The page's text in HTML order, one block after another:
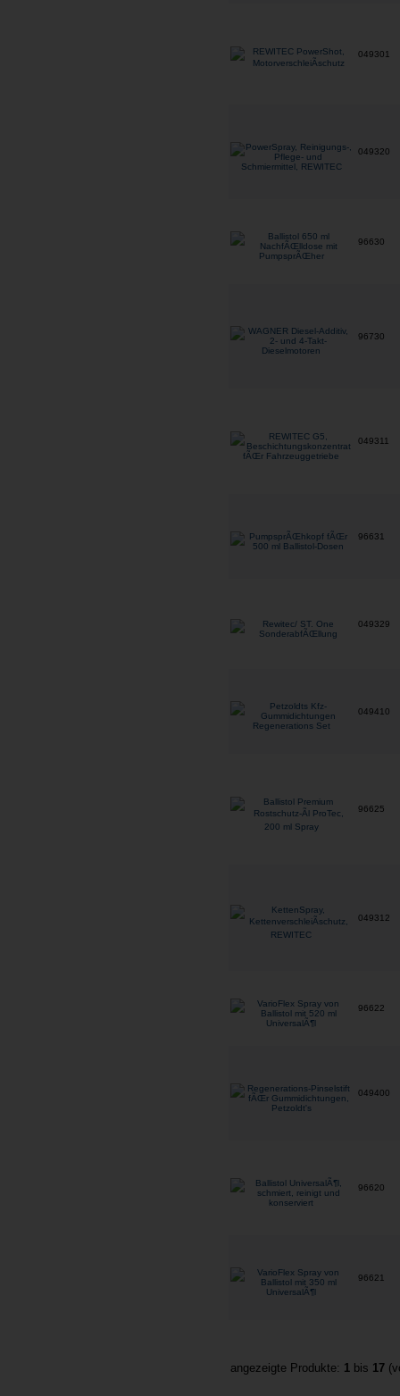
049301
049320
96630
96730
049311
96631
049329
049410
96625
049312
96622
049400
96620
96621
angezeigte Produkte: 1 bis 17